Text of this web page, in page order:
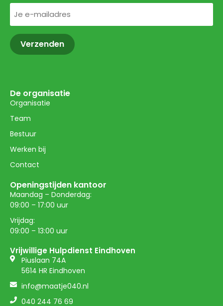
E-
mailadres
De organisatie
Organisatie
Team
Bestuur
Werken bij
Contact
Openingstijden kantoor
Maandag – Donderdag:
09:00 – 17:00 uur
Vrijdag:
09:00 – 13:00 uur
Vrijwillige Hulpdienst Eindhoven
Piuslaan 74A
5614 HR Eindhoven
info@maatje040.nl
040 244 76 69